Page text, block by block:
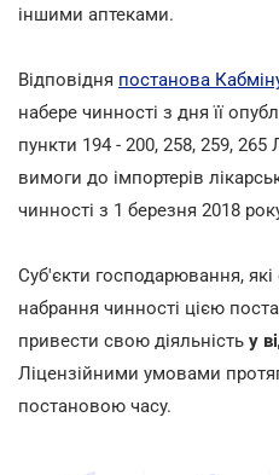
іншими аптеками.
Відповідня постанова
набере чинності з дня її
пункти 194 - 200, 258, 259,
вимоги до імпортерів
чинності з 1 березня 2018
Суб'єкти господарювання,
набрання чинності цією
привести свою діяльність у
Ліцензійними умовами
постановою часу.